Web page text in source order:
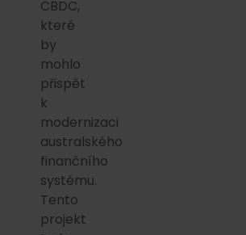
CBDC,
které
by
mohlo
přispět
k
modernizaci
australského
finančního
systému.
Tento
projekt